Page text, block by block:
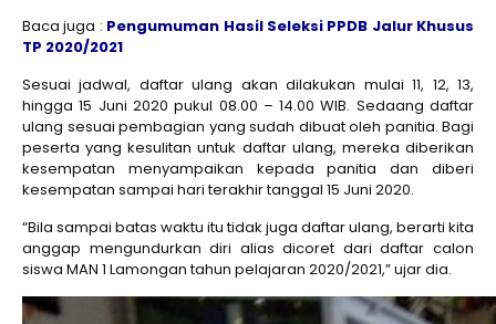
Baca juga : Pengumuman Hasil Seleksi PPDB Jalur Khusus
TP 2020/2021
Sesuai jadwal, daftar ulang akan dilakukan mulai 11, 12, 13,
hingga 15 Juni 2020 pukul 08.00 – 14.00 WIB. Sedaang daftar
ulang sesuai pembagian yang sudah dibuat oleh panitia. Bagi
peserta yang kesulitan untuk daftar ulang, mereka diberikan
kesempatan menyampaikan kepada panitia dan diberi
kesempatan sampai hari terakhir tanggal 15 Juni 2020.
“Bila sampai batas waktu itu tidak juga daftar ulang, berarti kita
anggap mengundurkan diri alias dicoret dari daftar calon
siswa MAN 1 Lamongan tahun pelajaran 2020/2021,” ujar dia.